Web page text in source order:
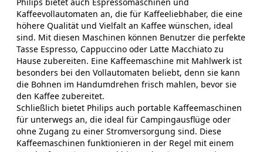
Kaffeevollautomaten an, die für Kaffeeliebhaber, die eine
höhere Qualität und Vielfalt an Kaffee wünschen, ideal
sind. Mit diesen Maschinen können Benutzer die perfekte
Tasse Espresso, Cappuccino oder Latte Macchiato zu
Hause zubereiten. Eine Kaffeemaschine mit Mahlwerk ist
besonders bei den Vollautomaten beliebt, denn sie kann
die Bohnen im Handumdrehen frisch mahlen, bevor sie
den Kaffee zubereitet.
Schließlich bietet Philips auch portable Kaffeemaschinen
für unterwegs an, die ideal für Campingausflüge oder
ohne Zugang zu einer Stromversorgung sind. Diese
Kaffeemaschinen funktionieren in der Regel mit einem